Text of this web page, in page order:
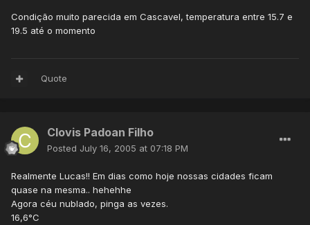
Condição muito parecida em Cascavel, temperatura entre 15.7 e
19.5 até o momento
Quote
Clovis Padoan Filho
Posted July 16, 2005 at 07:18 PM
Realmente Lucas!! Em dias como hoje nossas cidades ficam
quase na mesma.. hehehhe
Agora céu nublado, pinga as vezes.
16,6°C